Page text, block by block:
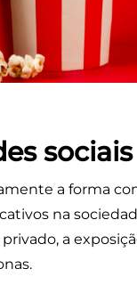
sociais
a forma
na
a